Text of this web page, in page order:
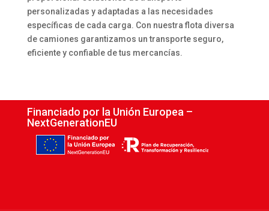
personalizadas y adaptadas a las necesidades
específicas de cada carga. Con nuestra flota diversa
de camiones garantizamos un transporte seguro,
eficiente y confiable de tus mercancías.
Financiado por la Unión Europea –
NextGenerationEU